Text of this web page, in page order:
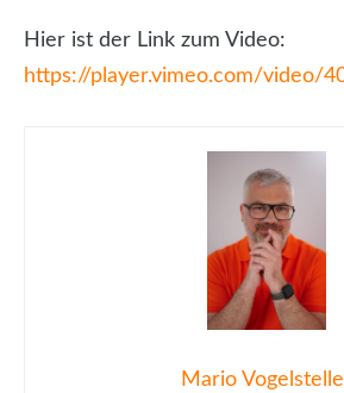
Hier ist der Link zum Video:
https://player.vimeo.com/video/
Mario